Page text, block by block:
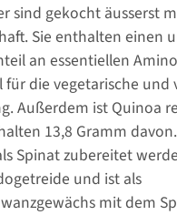
sind gekocht äusserst
Sie enthalten einen
an essentiellen
für die vegetarische und
Außerdem ist Quinoa
13,8 Gramm
Spinat zubereitet
und ist als
mit dem